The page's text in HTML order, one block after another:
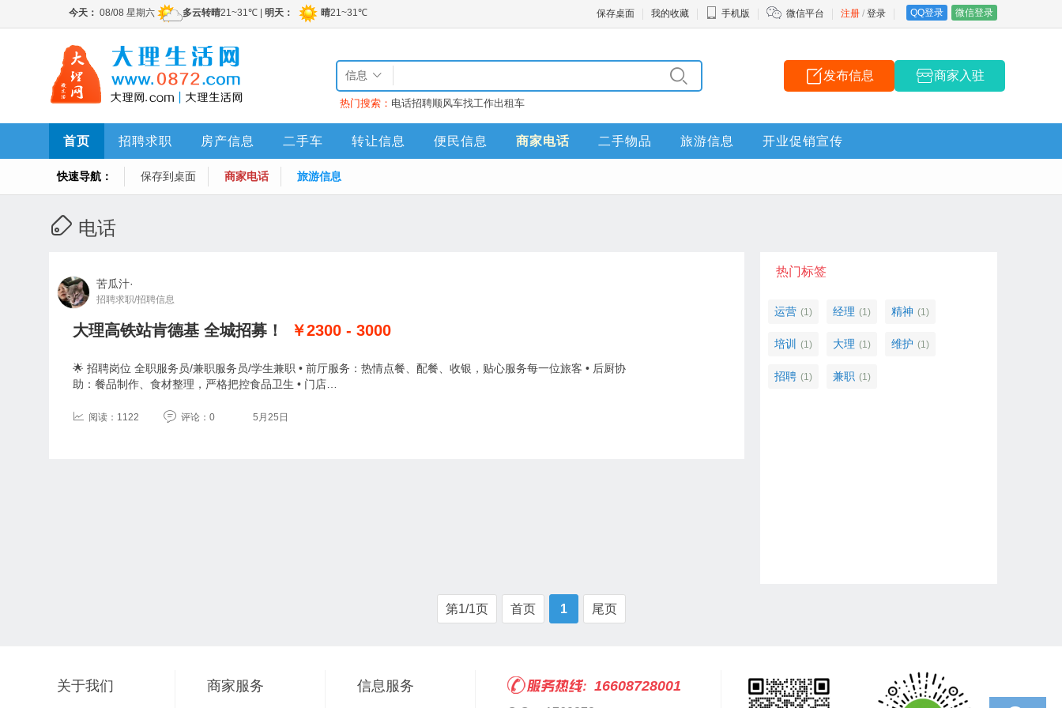
注册 / 登录 QQ登录 微信登录
保存桌面 我的收藏 手机版 微信平台
信息
热门搜索： 电话招聘顺风车找工作出租车
发布信息 商家入驻
首页 招聘求职 房产信息 二手车 转让信息 便民信息 商家电话 二手物品 旅游信息 开业促销宣传
快速导航： 保存到桌面 商家电话 旅游信息
电话
苦瓜汁·
招聘求职/招聘信息
大理高铁站肯德基 全城招募！ ￥2300 - 3000
🌟 招聘岗位 全职服务员/兼职服务员/学生兼职 • 前厅服务：热情点餐、配餐、收银，贴心服务每一位旅客 • 后厨协
助：餐品制作、食材整理，严格把控食品卫生 • 门店…
阅读：1122 评论：0 5月25日
热门标签
运营 (1) 经理 (1) 精神 (1)
培训 (1) 大理 (1) 维护 (1)
招聘 (1) 兼职 (1)
第1/1页 首页 1 尾页
关于我们 商家服务 信息服务 16608728001